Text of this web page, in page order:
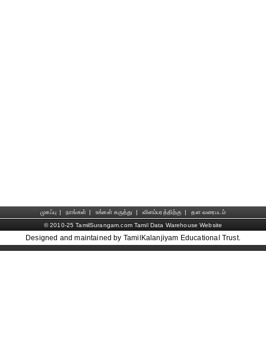
முகப்பு | நாங்கள் | உங்கள் கருத்து | விளம்பரத்திற்கு |
தள வரைபடம்
© 2010-25 TamilSurangam.com Tamil Data Warehouse Website
Designed and maintained by TamilKalanjiyam Educational Trust.